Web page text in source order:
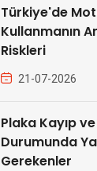
Türkiye'de
Kullanmanın
Riskleri
21-07-2026
Plaka Kayıp ve
Durumunda
Gerekenler